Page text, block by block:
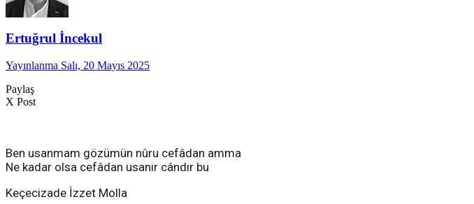
Ertuğrul İncekul
Yayınlanma Salı, 20 Mayıs 2025
Paylaş
X Post
Ben usanmam gözümün nûru cefâdan amma
Ne kadar olsa cefâdan usanır cândır bu
Keçecizade İzzet Molla